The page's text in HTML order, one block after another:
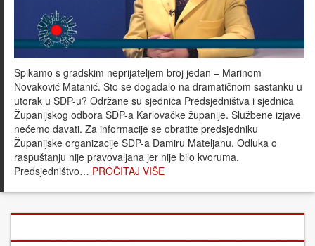
Spikamo s gradskim neprijateljem broj jedan – Marinom
Novaković Matanić. Što se događalo na dramatičnom sastanku u
utorak u SDP-u? Održane su sjednica Predsjedništva i sjednica
Županijskog odbora SDP-a Karlovačke županije. Službene izjave
nećemo davati. Za informacije se obratite predsjedniku
Županijske organizacije SDP-a Damiru Mateljanu. Odluka o
raspuštanju nije pravovaljana jer nije bilo kvoruma.
Predsjedništvo… PROČITAJ VIŠE